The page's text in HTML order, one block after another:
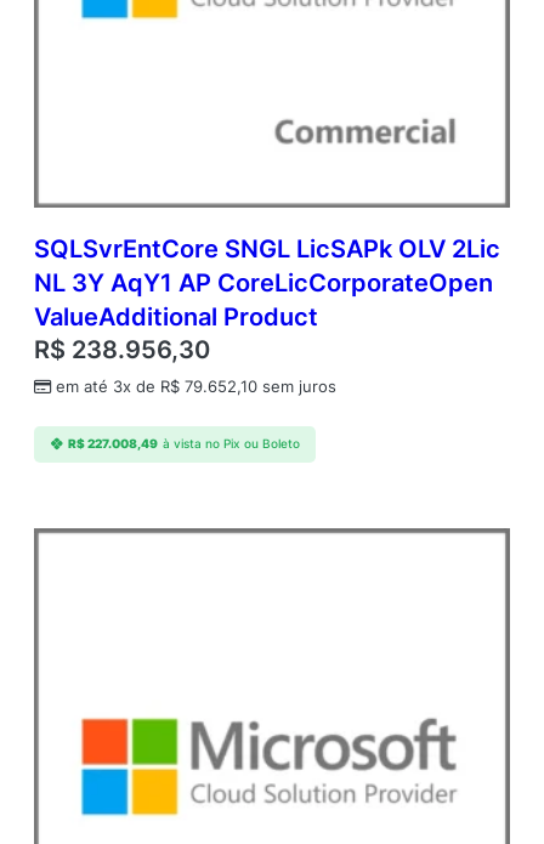
SQLSvrEntCore SNGL LicSAPk OLV 2Lic
NL 3Y AqY1 AP CoreLicCorporateOpen
ValueAdditional Product
R$ 238.956,30
em até 3x de R$ 79.652,10 sem juros
R$227.008,49 à vista no Pix ou Boleto